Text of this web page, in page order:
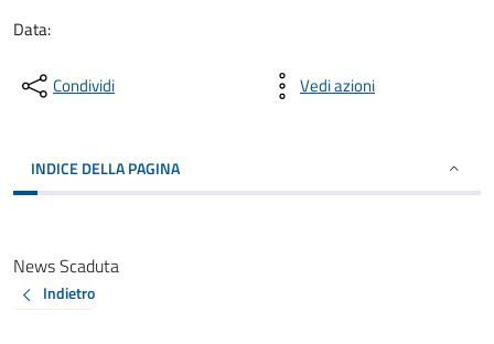
Data:
Condividi Vedi azioni
INDICE DELLA PAGINA
News Scaduta
Indietro